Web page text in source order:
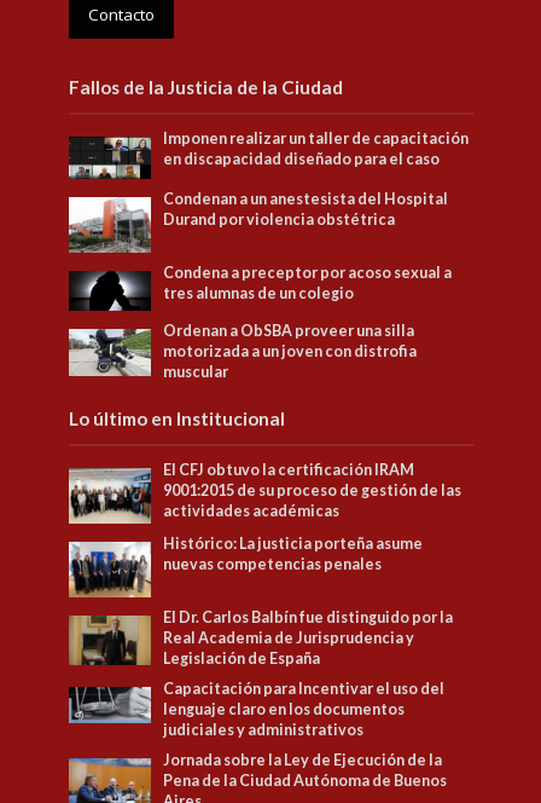
Contacto
Fallos de la Justicia de la Ciudad
Imponen realizar un taller de capacitación
en discapacidad diseñado para el caso
Condenan a un anestesista del Hospital
Durand por violencia obstétrica
Condena a preceptor por acoso sexual a
tres alumnas de un colegio
Ordenan a ObSBA proveer una silla
motorizada a un joven con distrofia
muscular
Lo último en Institucional
El CFJ obtuvo la certificación IRAM
9001:2015 de su proceso de gestión de las
actividades académicas
Histórico: La justicia porteña asume
nuevas competencias penales
El Dr. Carlos Balbín fue distinguido por la
Real Academia de Jurisprudencia y
Legislación de España
Capacitación para Incentivar el uso del
lenguaje claro en los documentos
judiciales y administrativos
Jornada sobre la Ley de Ejecución de la
Pena de la Ciudad Autónoma de Buenos